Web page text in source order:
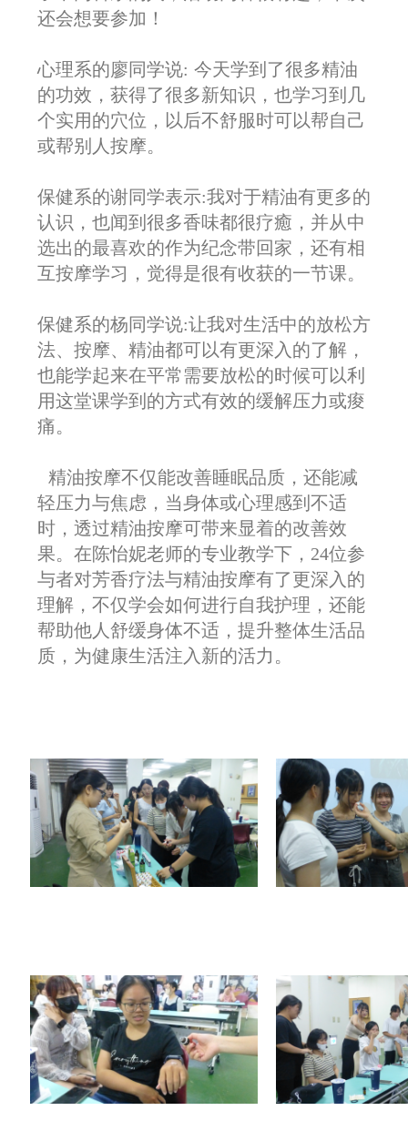
还会想要参加！
心理系的廖同学说: 今天学到了很多精油
的功效，获得了很多新知识，也学习到几
个实用的穴位，以后不舒服时可以帮自己
或帮别人按摩。
保健系的谢同学表示:我对于精油有更多的
认识，也闻到很多香味都很疗癒，并从中
选出的最喜欢的作为纪念带回家，还有相
互按摩学习，觉得是很有收获的一节课。
保健系的杨同学说:让我对生活中的放松方
法、按摩、精油都可以有更深入的了解，
也能学起来在平常需要放松的时候可以利
用这堂课学到的方式有效的缓解压力或痠
痛。
精油按摩不仅能改善睡眠品质，还能减
轻压力与焦虑，当身体或心理感到不适
时，透过精油按摩可带来显着的改善效
果。在陈怡妮老师的专业教学下，24位参
与者对芳香疗法与精油按摩有了更深入的
理解，不仅学会如何进行自我护理，还能
帮助他人舒缓身体不适，提升整体生活品
质，为健康生活注入新的活力。